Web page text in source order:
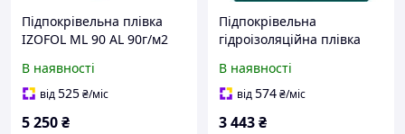
Підпокрівельна плівка
IZOFOL ML 90 AL 90г/м2
В наявності
від525₴/міс
5 250₴
Підпокрівельна
гідроізоляційна плівка
(1,5*50м)
В наявності
від574₴/міс
3 443₴